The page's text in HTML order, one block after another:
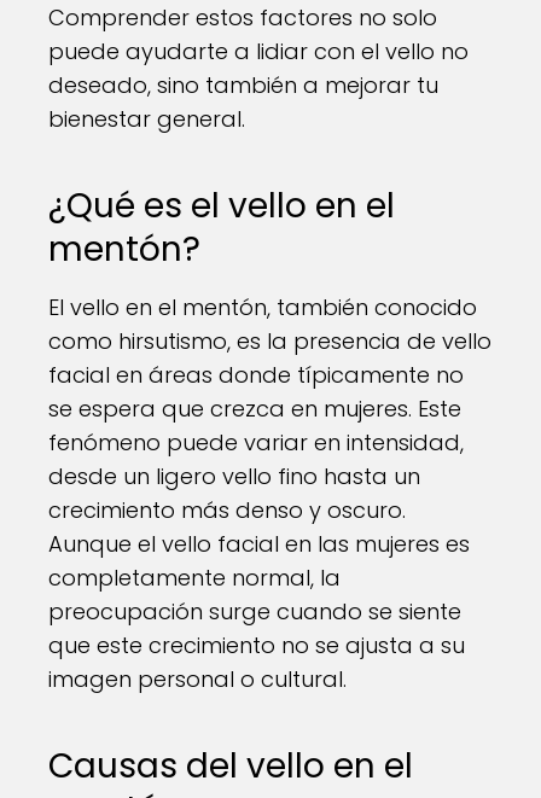
Comprender estos factores no solo
puede ayudarte a lidiar con el vello no
deseado, sino también a mejorar tu
bienestar general.
¿Qué es el vello en el
mentón?
El vello en el mentón, también conocido
como hirsutismo, es la presencia de vello
facial en áreas donde típicamente no
se espera que crezca en mujeres. Este
fenómeno puede variar en intensidad,
desde un ligero vello fino hasta un
crecimiento más denso y oscuro.
Aunque el vello facial en las mujeres es
completamente normal, la
preocupación surge cuando se siente
que este crecimiento no se ajusta a su
imagen personal o cultural.
Causas del vello en el